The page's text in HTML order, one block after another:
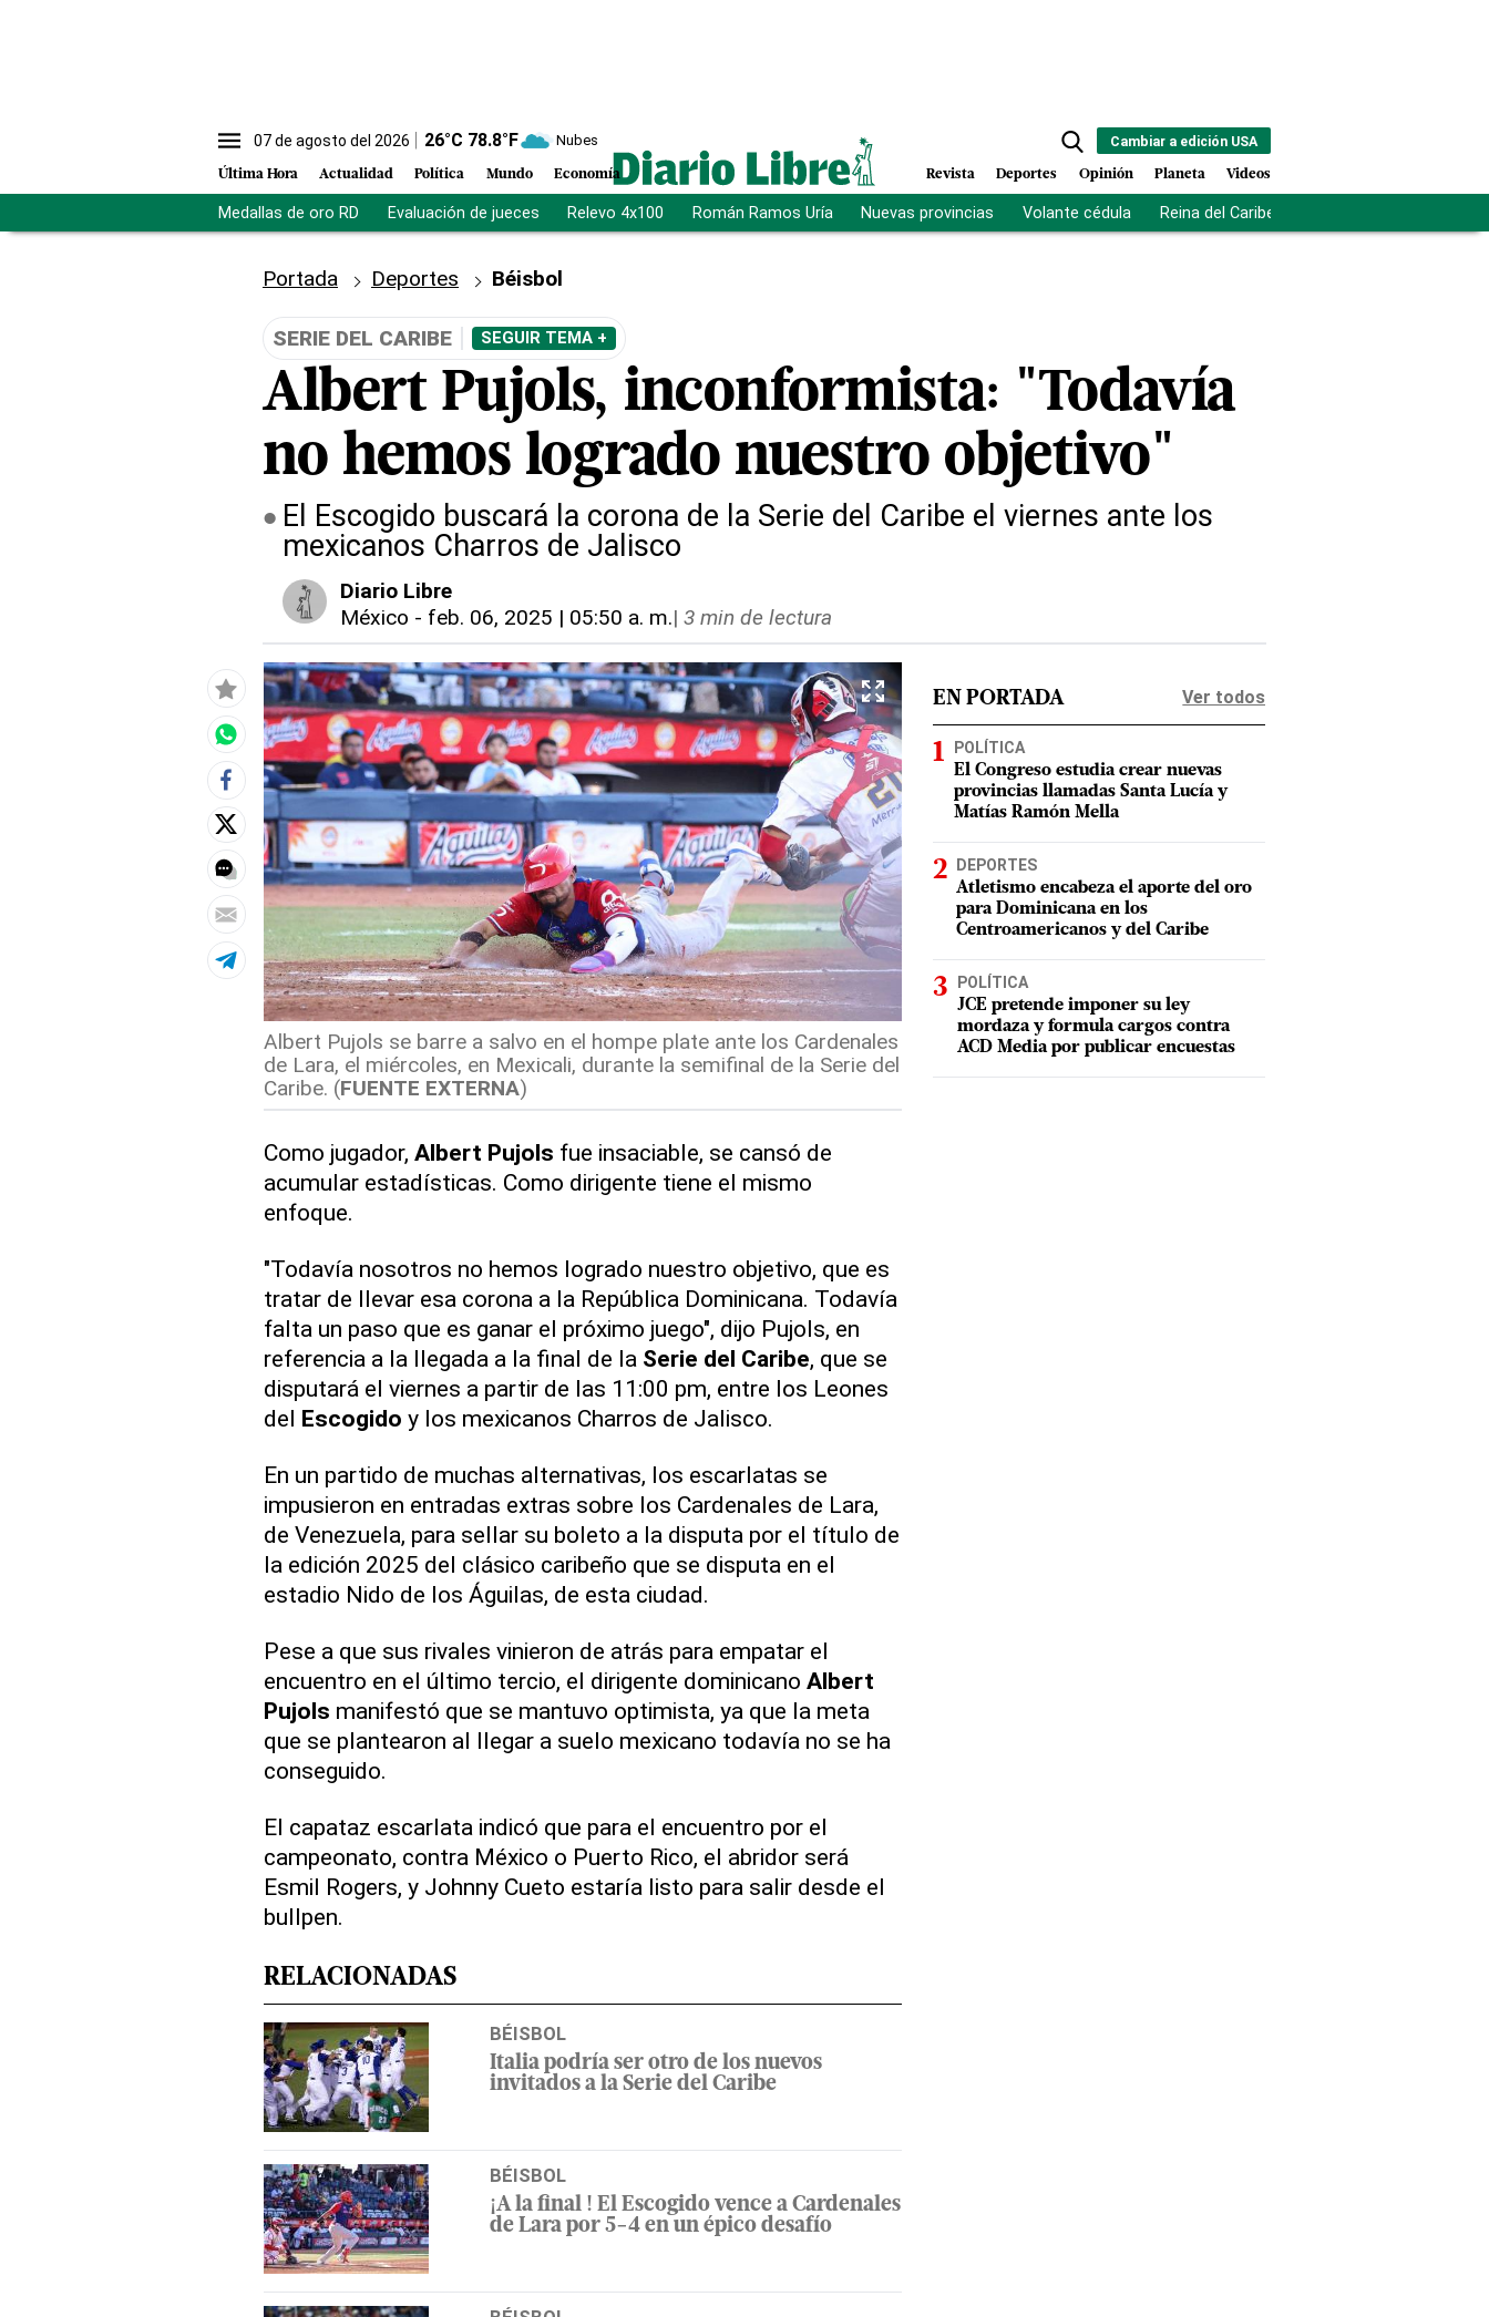
07 de agosto del 2026 26°C 78.8°F Nubes
Última Hora Actualidad Política Mundo Economía
Cambiar a edición USA
Revista Deportes Opinión Planeta Videos
Medallas de oro RD Evaluación de jueces Relevo 4x100 Román Ramos Uría Nuevas provincias Volante cédula Reina del Caribe
Portada Deportes Béisbol
SERIE DEL CARIBE SEGUIR TEMA +
Albert Pujols, inconformista: "Todavía
no hemos logrado nuestro objetivo"
El Escogido buscará la corona de la Serie del Caribe el viernes ante los
mexicanos Charros de Jalisco
Diario Libre
México - feb. 06, 2025 | 05:50 a. m.| 3 min de lectura
Albert Pujols se barre a salvo en el hompe plate ante los Cardenales
de Lara, el miércoles, en Mexicali, durante la semifinal de la Serie del
Caribe. (FUENTE EXTERNA)
Como jugador, Albert Pujols fue insaciable, se cansó de
acumular estadísticas. Como dirigente tiene el mismo
enfoque.
"Todavía nosotros no hemos logrado nuestro objetivo, que es
tratar de llevar esa corona a la República Dominicana. Todavía
falta un paso que es ganar el próximo juego", dijo Pujols, en
referencia a la llegada a la final de la Serie del Caribe, que se
disputará el viernes a partir de las 11:00 pm, entre los Leones
del Escogido y los mexicanos Charros de Jalisco.
En un partido de muchas alternativas, los escarlatas se
impusieron en entradas extras sobre los Cardenales de Lara,
de Venezuela, para sellar su boleto a la disputa por el título de
la edición 2025 del clásico caribeño que se disputa en el
estadio Nido de los Águilas, de esta ciudad.
Pese a que sus rivales vinieron de atrás para empatar el
encuentro en el último tercio, el dirigente dominicano Albert
Pujols manifestó que se mantuvo optimista, ya que la meta
que se plantearon al llegar a suelo mexicano todavía no se ha
conseguido.
El capataz escarlata indicó que para el encuentro por el
campeonato, contra México o Puerto Rico, el abridor será
Esmil Rogers, y Johnny Cueto estaría listo para salir desde el
bullpen.
RELACIONADAS
BÉISBOL
Italia podría ser otro de los nuevos
invitados a la Serie del Caribe
BÉISBOL
¡A la final ! El Escogido vence a Cardenales
de Lara por 5-4 en un épico desafío
EN PORTADA Ver todos
POLÍTICA
El Congreso estudia crear nuevas
provincias llamadas Santa Lucía y
Matías Ramón Mella
DEPORTES
Atletismo encabeza el aporte del oro
para Dominicana en los
Centroamericanos y del Caribe
POLÍTICA
JCE pretende imponer su ley
mordaza y formula cargos contra
ACD Media por publicar encuestas